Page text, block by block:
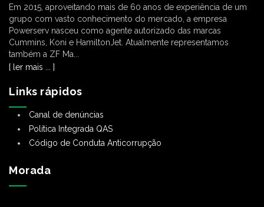
Em 2015, aproveitando mais de 60 anos de experiência de um
grupo com vasto conhecimento do mercado, a empresa
Powerserv nasceu como agente autorizado das marcas
Cummins, Koni e HamiltonJet. Atualmente representamos
também a ZF Ma...
[ ler mais ... ]
Links rápidos
Canal de denúncias
Política Integrada QAS
Código de Conduta Anticorrupção
Morada